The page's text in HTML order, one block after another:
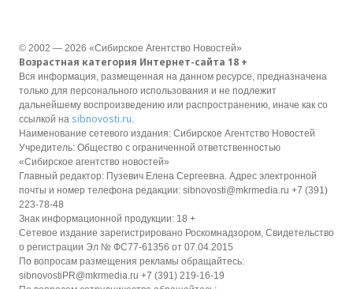
© 2002 — 2026 «Сибирское Агентство Новостей»
Возрастная категория Интернет-сайта 18 +
Вся информация, размещенная на данном ресурсе, предназначена
только для персонального использования и не подлежит
дальнейшему воспроизведению или распространению, иначе как со
ссылкой на sibnovosti.ru
Наименование сетевого издания: Сибирское Агентство Новостей
Учредитель: Общество с ограниченной ответственностью
«Сибирское агентство новостей»
Главный редактор: Пузевич Елена Сергеевна. Адрес электронной
почты и номер телефона редакции: sibnovosti@mkrmedia.ru +7 (391)
223-78-48
Знак информационной продукции: 18 +
Сетевое издание зарегистрировано Роскомнадзором, Свидетельство
о регистрации Эл № ФС77-61356 от 07.04.2015
По вопросам размещения рекламы обращайтесь:
sibnovostiPR@mkrmedia.ru +7 (391) 219-16-19